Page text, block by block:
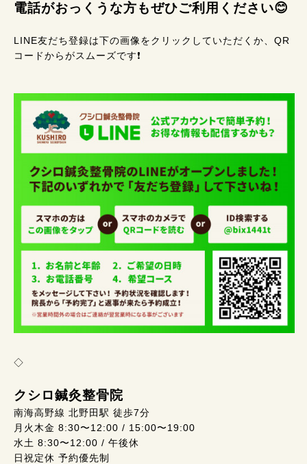
電話がおっくうな方もぜひご利用ください😊
LINE友だち登録は下の画像をクリックしていただくか、QR
コードからがスムーズです❗
◇
クシロ鍼灸整骨院
南海高野線 北野田駅 徒歩7分
月火木金 8:30〜12:00 / 15:00〜19:00
水土 8:30〜12:00 / 午後休
日祝定休 予約優先制